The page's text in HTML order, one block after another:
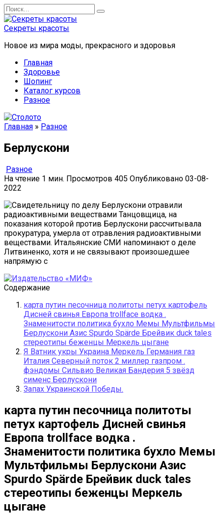
Перейти
к
содержанию
Search
for:
Секреты красоты
Новое из мира моды, прекрасного и здоровья
Главная
Здоровье
Шопинг
Каталог курсов
Разное
Главная » Разное
Берлускони
Разное
На чтение 1 мин. Просмотров 405 Опубликовано 03-08-
2022
Содержание
карта путин песочница политоты петух картофель
Дисней свинья Европа trollface водка .
Знаменитости политика бухло Мемы Мультфильмы
Берлускони Азис Spurdo Spärde Брейвик duck tales
стереотипы беженцы Меркель цыгане
Я Ватник укры Украина Меркель Германия газ
Италия Северный поток 2 миллер газпром .
фэндомы Сильвио Великая Бандерия 5 звёзд
сименс Берлускони
Запах Украинской Победы.
карта путин песочница политоты
петух картофель Дисней свинья
Европа trollface водка .
Знаменитости политика бухло Мемы
Мультфильмы Берлускони Азис
Spurdo Spärde Брейвик duck tales
стереотипы беженцы Меркель
цыгане